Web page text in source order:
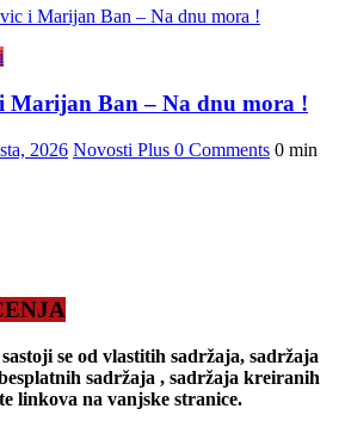
Marijan Ban – Na dnu mora !
2026 Novosti Plus 0 Comments 0 min
se od vlastitih sadržaja, sadržaja
sadržaja , sadržaja kreiranih
linkova na vanjske stranice.